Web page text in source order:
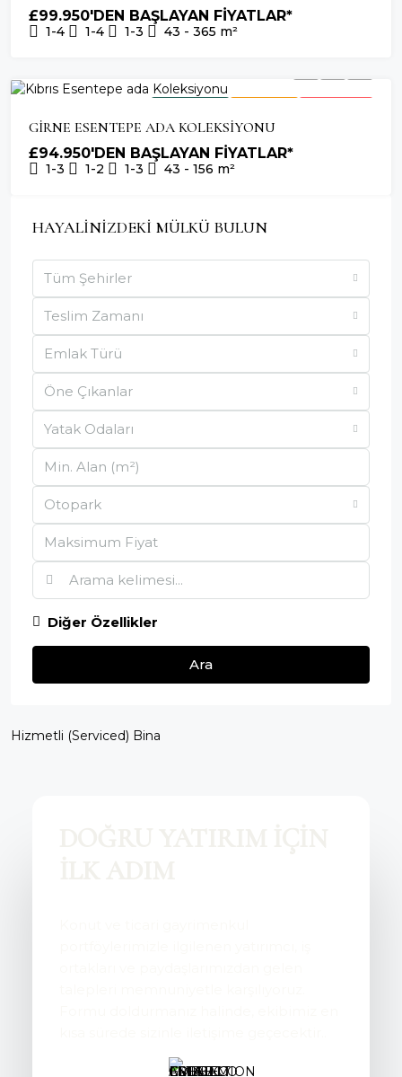
£99.950'DEN BAŞLAYAN FİYATLAR*
1-4 1-4 1-3 43 - 365 m²
GİRNE ESENTEPE ADA KOLEKSİYONU
£94.950'DEN BAŞLAYAN FİYATLAR*
1-3 1-2 1-3 43 - 156 m²
HAYALİNİZDEKİ MÜLKÜ BULUN
Tüm Şehirler
Teslim Zamanı
Emlak Türü
Öne Çıkanlar
Yatak Odaları
Otopark
Diğer Özellikler
Ara
Hizmetli (Serviced) Bina